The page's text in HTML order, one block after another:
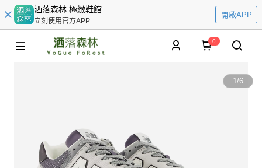
洒落森林 極緻鞋館
立刻使用官方APP
開啟APP
0
1/6